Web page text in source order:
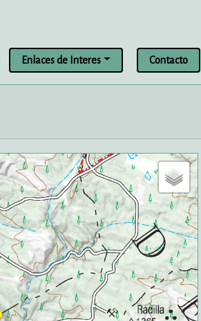
Enlaces de Interes Contacto